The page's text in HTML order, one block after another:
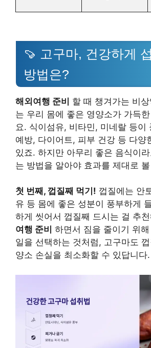
🍠 고구마, 건강하게
방법은?
해외여행 준비 할 때 챙겨가는 비
는 우리 몸에 좋은 영양소가 가득
요. 식이섬유, 비타민, 미네랄 등이
예방, 다이어트, 피부 건강 등 다양
있죠. 하지만 아무리 좋은 음식이
는 방법을 알아야 효과를 제대로
첫 번째, 껍질째 먹기! 껍질에는 안
유 등 몸에 좋은 성분이 풍부하게
하게 씻어서 껍질째 드시는 걸 추
여행 준비 하면서 짐을 줄이기 위
일을 선택하는 것처럼, 고구마도
양소 손실을 최소화할 수 있답니다.